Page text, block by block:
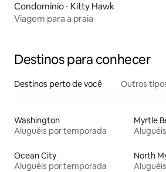
Condomínio ⋅ Kitty Hawk
Viagem para a praia
Destinos para conhecer
Destinos perto de você Outros
Washington
Aluguéis por temporada
Myrtle
Ocean City
Aluguéis por temporada
North